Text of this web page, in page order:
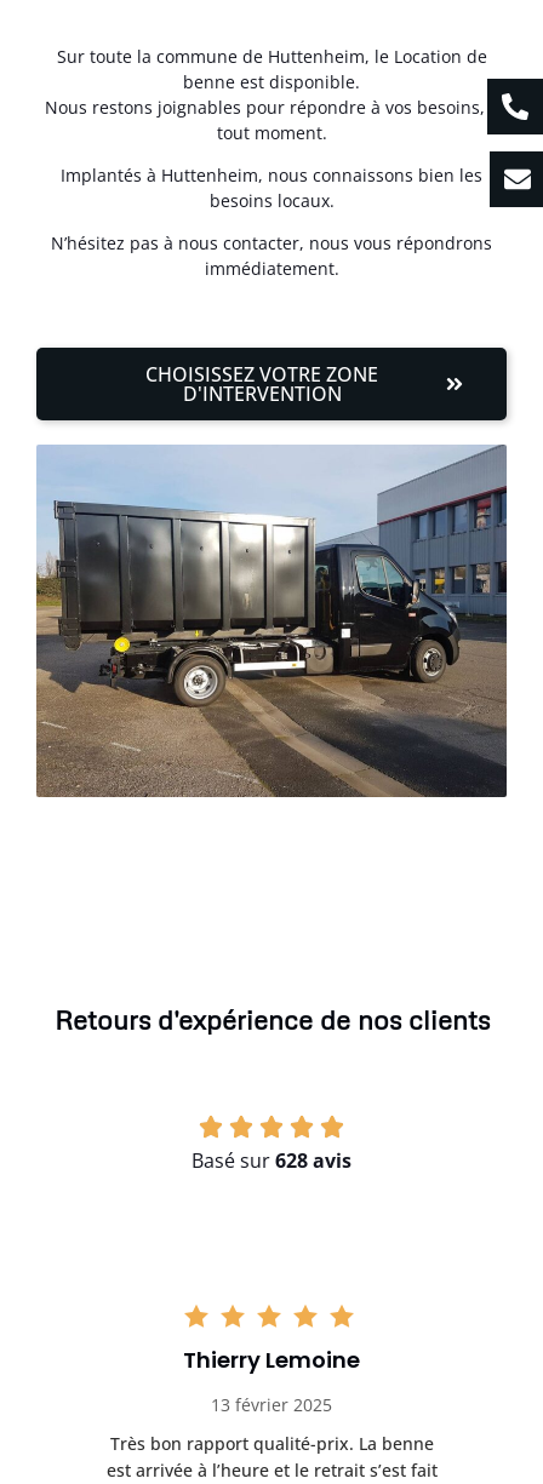
Sur toute la commune de Huttenheim, le Location de
benne est disponible.
Nous restons joignables pour répondre à vos besoins, à
tout moment.
Implantés à Huttenheim, nous connaissons bien les
besoins locaux.
N’hésitez pas à nous contacter, nous vous répondrons
immédiatement.
CHOISISSEZ VOTRE ZONE
D'INTERVENTION
Retours d'expérience de nos clients
Basé sur628 avis
Thierry Lemoine
13 février 2025
Très bon rapport qualité-prix. La benne
est arrivée à l’heure et le retrait s’est fait